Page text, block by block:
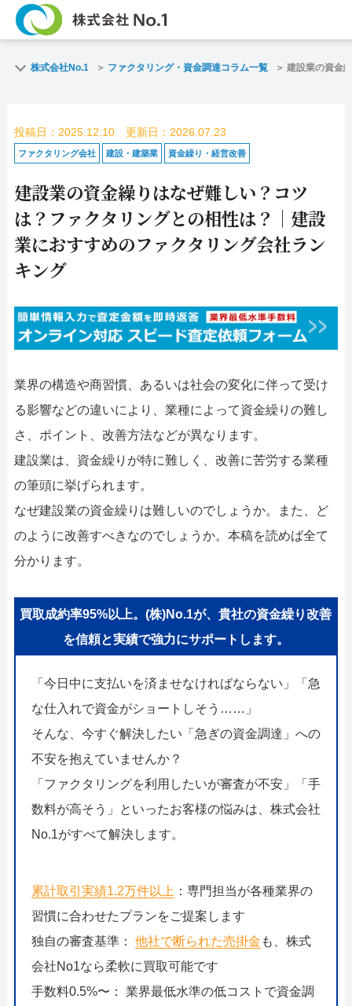
ファクタリングとは？
よくある質問
企業情報 お問い合わせ
名古屋支店HP 福岡支店HP
名古屋支店直通
052-414-4107 092-
おすすめ記事
ファクタリングで即日資金調達するた
株式会社No.1 ファクタリング・資金調達コラム一覧 建設業の資金
投稿日：2025.12.10 更新日：2026.07.23
ファクタリング会社 建設・建築業 資金繰り・経営改善
建設業の資金繰りはなぜ難しい？コツ
は？ファクタリングとの相性は？｜建設
業におすすめのファクタリング会社ラン
キング
業界の構造や商習慣、あるいは社会の変化に伴って受け
る影響などの違いにより、業種によって資金繰りの難し
さ、ポイント、改善方法などが異なります。
建設業は、資金繰りが特に難しく、改善に苦労する業種
の筆頭に挙げられます。
なぜ建設業の資金繰りは難しいのでしょうか。また、ど
のように改善すべきなのでしょうか。本稿を読めば全て
分かります。
買取成約率95%以上。(株)No.1が、貴社の資金繰り改善
を信頼と実績で強力にサポートします。
「今日中に支払いを済ませなければならない」「急
な仕入れで資金がショートしそう……」
そんな、今すぐ解決したい「急ぎの資金調達」への
不安を抱えていませんか？
「ファクタリングを利用したいが審査が不安」「手
数料が高そう」といったお客様の悩みは、株式会社
No.1がすべて解決します。
累計取引実績1.2万件以上 ：専門担当が各種業界の
習慣に合わせたプランをご提案します
独自の審査基準： 他社で断られた売掛金 も、株式
会社No1なら柔軟に買取可能です
手数料0.5%〜： 業界最低水準の低コストで資金調